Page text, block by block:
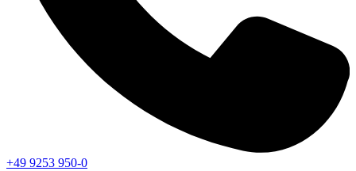
+49 9253 950-0